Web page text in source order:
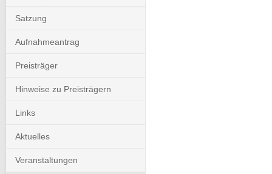
Satzung
Aufnahmeantrag
Preisträger
Hinweise zu Preisträgern
Links
Aktuelles
Veranstaltungen